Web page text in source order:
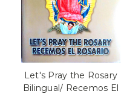
Let's Pray the Rosary
Bilingual/ Recemos El